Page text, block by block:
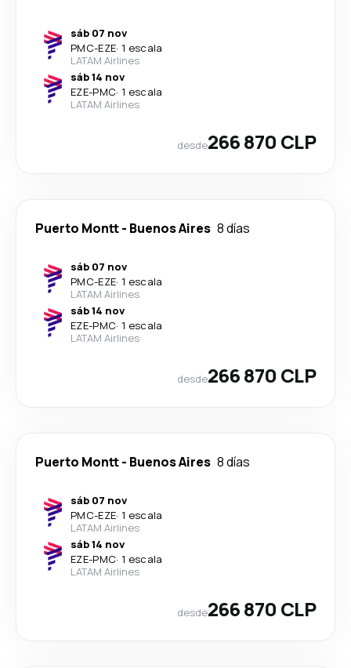
sáb 07 nov
PMC-EZE· 1 escala
LATAM Airlines
sáb 14 nov
EZE-PMC· 1 escala
LATAM Airlines
desde266 870 CLP
Puerto Montt- Buenos Aires 8 días
sáb 07 nov
PMC-EZE· 1 escala
LATAM Airlines
sáb 14 nov
EZE-PMC· 1 escala
LATAM Airlines
desde266 870 CLP
Puerto Montt- Buenos Aires 8 días
sáb 07 nov
PMC-EZE· 1 escala
LATAM Airlines
sáb 14 nov
EZE-PMC· 1 escala
LATAM Airlines
desde266 870 CLP